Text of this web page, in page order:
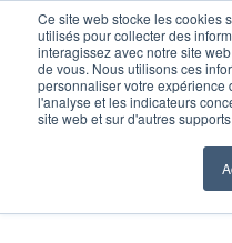
Ce site web stocke les cookies
utilisés pour collecter des
interagissez avec notre site
de vous. Nous utilisons ces
personnaliser votre
l'analyse et les indicateurs
site web et sur d'autres supports.